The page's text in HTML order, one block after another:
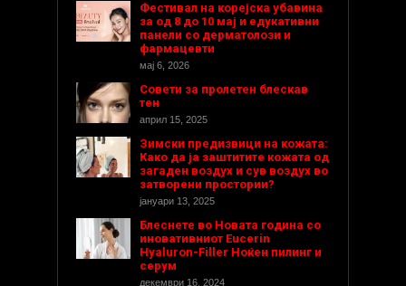
Фестивал на корејска убавина
за од 8 до 10 мај и едукативни
панели со дерматолози и
фармацевти
мај 6, 2026
Совети за пролетен блескав
тен
април 15, 2025
Зимски предизвици на кожата:
Како да ја заштитите кожата од
загаден воздух и сув воздух во
затворени простории?
јануари 13, 2025
Блеснете во Новата година со
иновативниот Eucerin
Hyaluron-Filler Ноќен пилинг и
серум
декември 16, 2024